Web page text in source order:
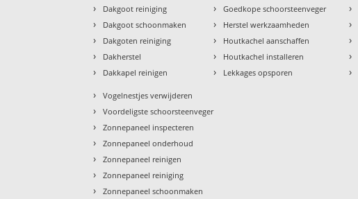
› Dakgoot reiniging
› Dakgoot schoonmaken
› Dakgoten reiniging
› Dakherstel
› Dakkapel reinigen
› Goedkope schoorsteenveger
› Herstel werkzaamheden
› Houtkachel aanschaffen
› Houtkachel installeren
› Lekkages opsporen
›
›
›
›
›
› Vogelnestjes verwijderen
› Voordeligste schoorsteenveger
› Zonnepaneel inspecteren
› Zonnepaneel onderhoud
› Zonnepaneel reinigen
› Zonnepaneel reiniging
› Zonnepaneel schoonmaken